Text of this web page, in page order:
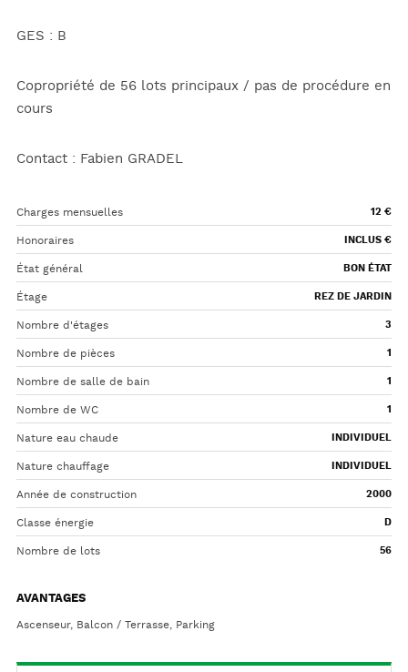
GES : B
Copropriété de 56 lots principaux / pas de procédure en
cours
Contact : Fabien GRADEL
Charges mensuelles 12 €
Honoraires INCLUS €
État général BON ÉTAT
Étage REZ DE JARDIN
Nombre d'étages 3
Nombre de pièces 1
Nombre de salle de bain 1
Nombre de WC 1
Nature eau chaude INDIVIDUEL
Nature chauffage INDIVIDUEL
Année de construction 2000
Classe énergie D
Nombre de lots 56
AVANTAGES
Ascenseur, Balcon / Terrasse, Parking